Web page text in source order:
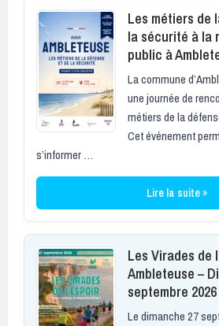
Les métiers de
la sécurité à la
public à
La commune
une journée de
métiers de la
Cet événement
s’informer …
Lire la suite »
Les Virades de
Ambleteuse –
septembre 2026
Le dimanche 27